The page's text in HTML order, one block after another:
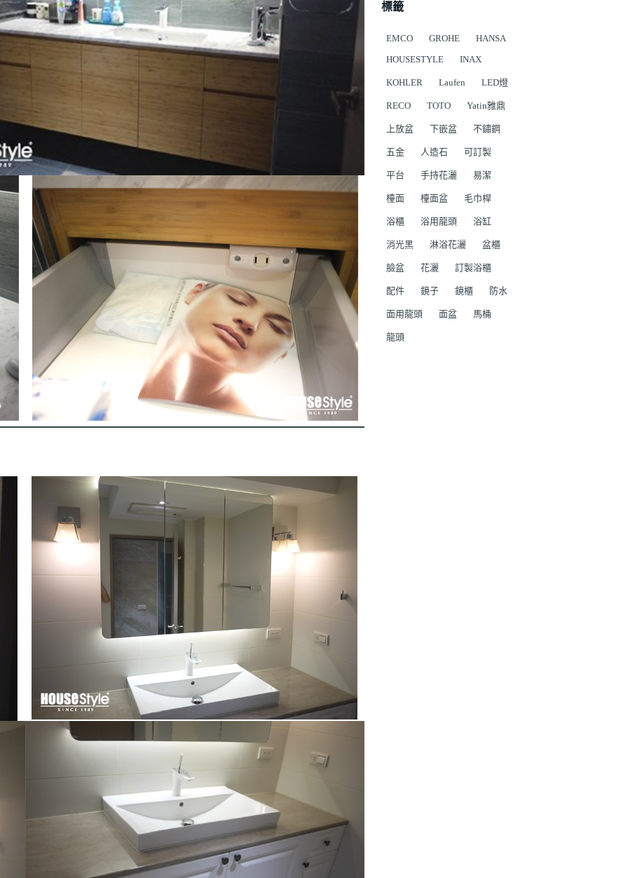
標籤
EMCO GROHE
HANSA
HOUSESTYLE
INAX
KOHLER Laufen LED燈
RECO TOTO Yatin雅鼎
上放盆 下嵌盆 不鏽鋼
五金 人造石 可訂製
平台 手持花灑 易潔
檯面 檯面盆 毛巾桿
浴櫃 浴用龍頭 浴缸
消光黑 淋浴花灑 盆櫃
臉盆 花灑 訂製浴櫃
配件 鏡子 鏡櫃 防水
面用龍頭 面盆 馬桶
龍頭